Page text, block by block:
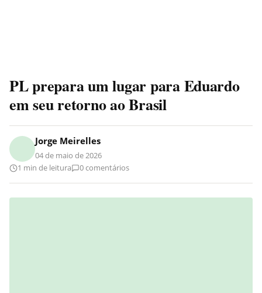
PL prepara um lugar para Eduardo
em seu retorno ao Brasil
Jorge Meirelles
04 de maio de 2026
1 min de leitura
0 comentários